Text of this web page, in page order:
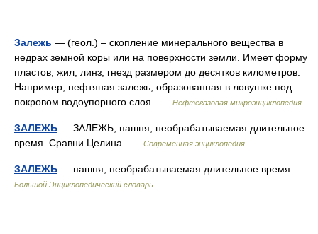
Залежь — (геол.) – скопление минерального вещества в
недрах земной коры или на поверхности земли. Имеет форму
пластов, жил, линз, гнезд размером до десятков километров.
Например, нефтяная залежь, образованная в ловушке под
покровом водоупорного слоя …
Нефтегазовая микроэнциклопедия
ЗАЛЕЖЬ — ЗАЛЕЖЬ, пашня, необрабатываемая длительное
время. Сравни Целина …
Современная энциклопедия
ЗАЛЕЖЬ — пашня, необрабатываемая длительное время …
Большой Энциклопедический словарь